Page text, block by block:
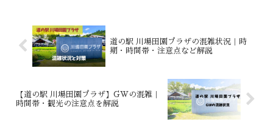
道の駅 川場田園プラザの混雑状況｜時
期・時間帯・注意点など解説
【道の駅 川場田園プラザ】GWの混雑｜
時間帯・観光の注意点を解説